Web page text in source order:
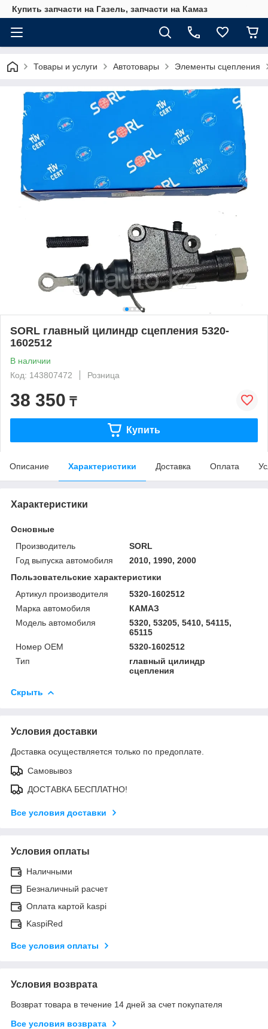
Купить запчасти на Газель, запчасти на Камаз
Товары и услуги Автотовары Элементы сцепления
SORL главный цилиндр сцепления 5320-
1602512
В наличии
Код: 143807472
Розница
38 350 ₸
Купить
Описание Характеристики Доставка Оплата
Характеристики
Основные
Производитель
SORL
Год выпуска автомобиля
2010, 1990, 2000
Пользовательские характеристики
Артикул производителя
5320-1602512
Марка автомобиля
КАМАЗ
Модель автомобиля
5320, 53205, 5410, 54115,
65115
Номер OEM
5320-1602512
Тип
главный цилиндр
сцепления
Скрыть
Условия доставки
Доставка осуществляется только по предоплате.
Самовывоз
ДОСТАВКА БЕСПЛАТНО!
Все условия доставки
Условия оплаты
Наличными
Безналичный расчет
Оплата картой kaspi
KaspiRed
Все условия оплаты
Условия возврата
Возврат товара в течение 14 дней за счет покупателя
Все условия возврата